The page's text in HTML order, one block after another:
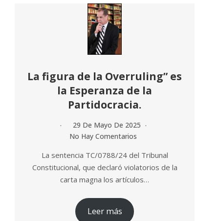
La figura de la Overruling” es
la Esperanza de la
Partidocracia.
29 De Mayo De 2025
No Hay Comentarios
La sentencia TC/0788/24 del Tribunal
Constitucional, que declaró violatorios de la
carta magna los artículos…
Leer más